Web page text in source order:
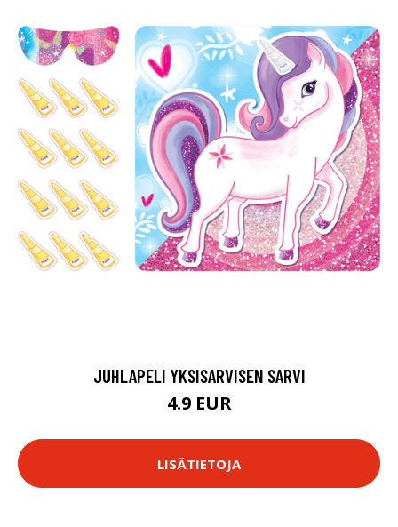
JUHLAPELI YKSISARVISEN SARVI
4.9 EUR
LISÄTIETOJA